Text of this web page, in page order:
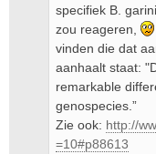
specifiek B.
zou reageren,
vinden die dat
aanhaalt staat:
remarkable
genospecies.”
Zie ook: http://
=10#p88613